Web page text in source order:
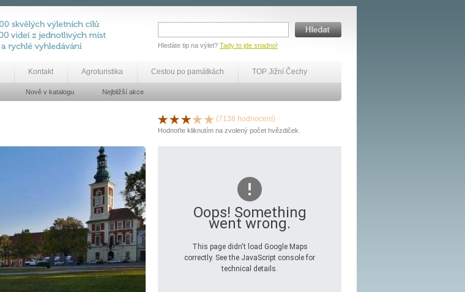
Hledáte tip na výlet? Tady to jde snadno!
Kontakt Agroturistika Cestou po památkách TOP Jižní Čechy
Nově v katalogu Nejbližší akce
(7138 hodnocení)
Hodnoťte kliknutím na zvolený počet hvězdiček.
Oops! Something
went wrong.
This page didn't load Google Maps
correctly. See the JavaScript console for
technical details.